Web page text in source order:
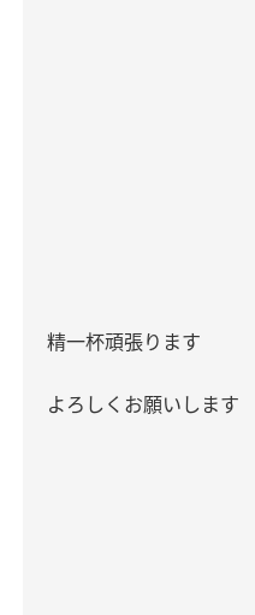
精一杯頑張ります
よろしくお願いします